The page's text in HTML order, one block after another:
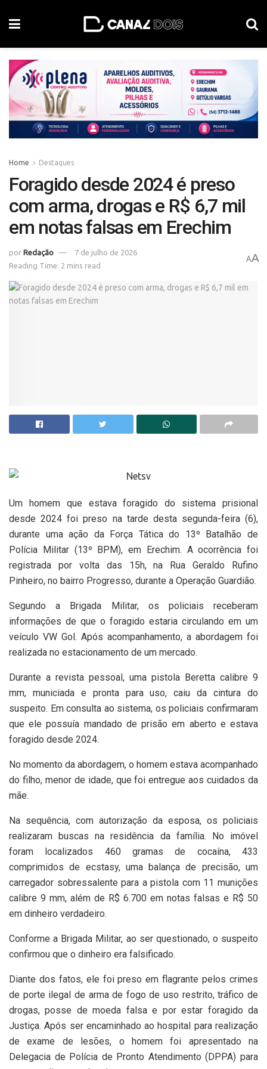
Home Destaques
Foragido desde 2024 é preso
com arma, drogas e R$ 6,7 mil
em notas falsas em Erechim
por Redação
7 de julho de 2026
Reading Time: 2 mins read
AA
Um homem que estava foragido do sistema prisional
desde 2024 foi preso na tarde desta segunda-feira (6),
durante uma ação da Força Tática do 13º Batalhão de
Polícia Militar (13º BPM), em Erechim. A ocorrência foi
registrada por volta das 15h, na Rua Geraldo Rufino
Pinheiro, no bairro Progresso, durante a Operação Guardião.
Segundo a Brigada Militar, os policiais receberam
informações de que o foragido estaria circulando em um
veículo VW Gol. Após acompanhamento, a abordagem foi
realizada no estacionamento de um mercado.
Durante a revista pessoal, uma pistola Beretta calibre 9
mm, municiada e pronta para uso, caiu da cintura do
suspeito. Em consulta ao sistema, os policiais confirmaram
que ele possuía mandado de prisão em aberto e estava
foragido desde 2024.
No momento da abordagem, o homem estava acompanhado
do filho, menor de idade, que foi entregue aos cuidados da
mãe.
Na sequência, com autorização da esposa, os policiais
realizaram buscas na residência da família. No imóvel
foram localizados 460 gramas de cocaína, 433
comprimidos de ecstasy, uma balança de precisão, um
carregador sobressalente para a pistola com 11 munições
calibre 9 mm, além de R$ 6.700 em notas falsas e R$ 50
em dinheiro verdadeiro.
Conforme a Brigada Militar, ao ser questionado, o suspeito
confirmou que o dinheiro era falsificado.
Diante dos fatos, ele foi preso em flagrante pelos crimes
de porte ilegal de arma de fogo de uso restrito, tráfico de
drogas, posse de moeda falsa e por estar foragido da
Justiça. Após ser encaminhado ao hospital para realização
de exame de lesões, o homem foi apresentado na
Delegacia de Polícia de Pronto Atendimento (DPPA) para